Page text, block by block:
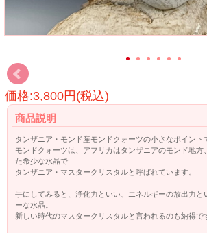
価格:3,800円(税込)
商品説明
タンザニア・モンド産モンドクォーツの小さなポイント
モンドクォーツは、アフリカはタンザニアのモンド地方
た希少な水晶で
タンザニア・マスタークリスタルと呼ばれています。
手にしてみると、浄化力といい、エネルギーの放出力と
ーな水晶。
新しい時代のマスタークリスタルと言われるのも納得で